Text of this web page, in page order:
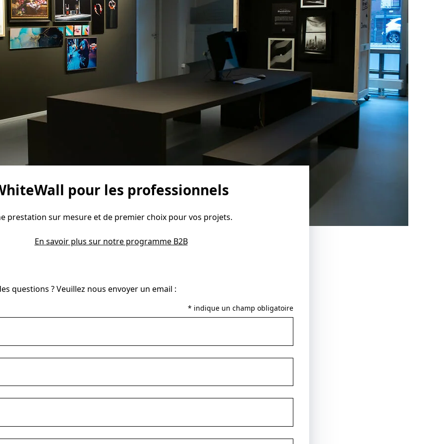
pour les professionnels
prestation sur mesure et de premier choix pour vos projets.
En savoir plus sur notre programme B2B
questions ? Veuillez nous envoyer un email :
* indique un champ obligatoire